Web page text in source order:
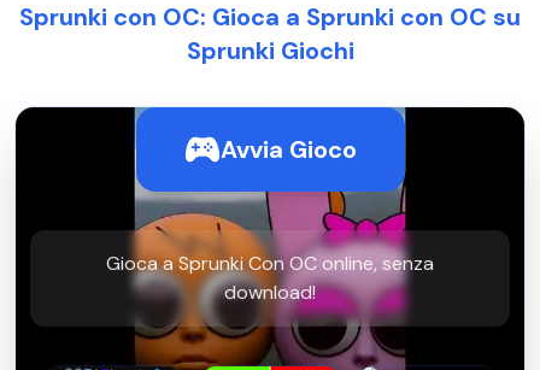
Sprunki con OC: Gioca a Sprunki con OC su
Sprunki Giochi
Avvia Gioco
Gioca a Sprunki Con OC online, senza
download!